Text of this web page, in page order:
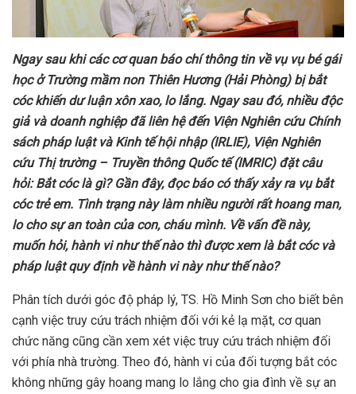
Ngaysau khi các cơ quan báo chí thông tin về vụ vụ bé gái
học ở Trường mầm non Thiên Hương (Hải Phòng) bị bắt
cóc khiến dư luận xôn xao, lo lắng. Ngay sau đó, nhiều độc
giả và doanh nghiệp đã liên hệ đến Viện Nghiên cứu Chính
sách pháp luật và Kinh tế hội nhập (IRLIE), Viện Nghiên
cứu Thị trường – Truyền thông Quốc tế (IMRIC) đặt câu
hỏi:Bắt cóc là gì? Gần đây, đọc báo có thấy xảy ra vụ bắt
cóc trẻ em. Tình trạng này làm nhiều người rất hoang man,
lo cho sự an toàn của con, cháu mình. Về vấn đề này,
muốn hỏi, hành vi như thế nào thì được xem là bắt cóc và
pháp luật quy định về hành vi này như thế nào?
Phân tích dưới góc độ pháp lý, TS. Hồ Minh Sơn cho biết bên
cạnh việc truy cứu trách nhiệm đối với kẻ lạ mặt, cơ quan
chức năng cũng cần xem xét việc truy cứu trách nhiệm đối
với phía nhà trường. Theo đó, hành vi của đối tượng bắt cóc
không những gây hoang mang lo lắng cho gia đình về sự an